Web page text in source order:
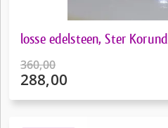
losse edelsteen, Ster Korund
360,00
Oorspronkelijke
288,00
is: